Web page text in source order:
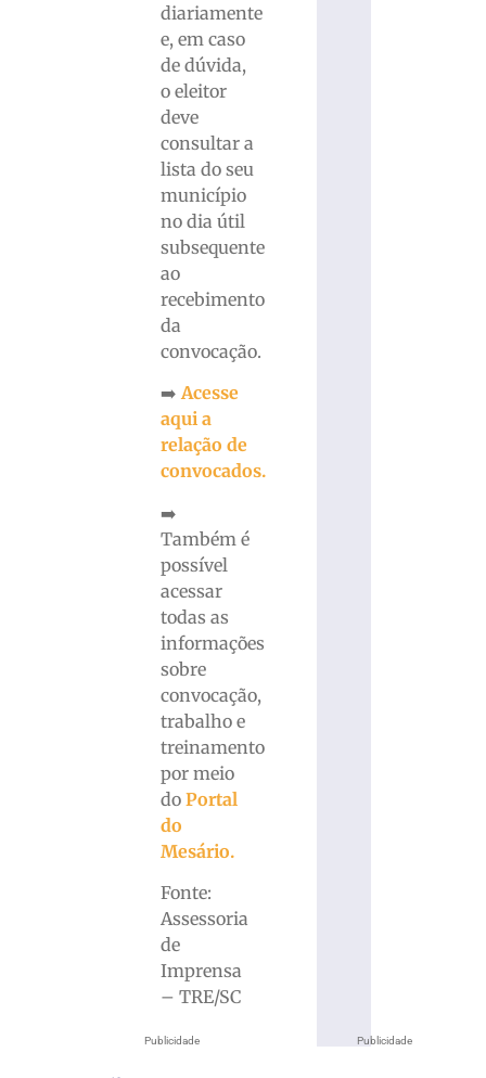
Publicidade
diariamente
e, em caso
de dúvida,
o eleitor
deve
consultar a
lista do seu
município
no dia útil
subsequente
ao
recebimento
da
convocação.
➡️Acesse
aqui a
relação de
convocados.
➡️
Também é
possível
acessar
todas as
informações
sobre
convocação,
trabalho e
treinamento
por meio
do Portal
do
Mesário.
Fonte:
Assessoria
de
Imprensa
– TRE/SC
Publicidade